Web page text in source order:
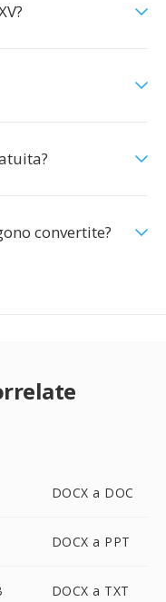
convertite?
DOCX a DOC
DOCX a PPT
DOCX a TXT